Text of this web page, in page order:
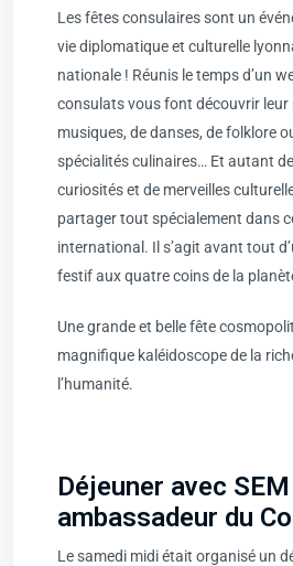
Les fêtes consulaires sont un
vie diplomatique et culturelle
nationale ! Réunis le temps d’un
consulats vous font découvrir leur
musiques, de danses, de folklore
spécialités culinaires… Et autant
curiosités et de merveilles
partager tout spécialement dans
international. Il s’agit avant tout
festif aux quatre coins de la
Une grande et belle fête
magnifique kaléidoscope de la
l’humanité.
Déjeuner avec
ambassadeur du
Le samedi midi était organisé un